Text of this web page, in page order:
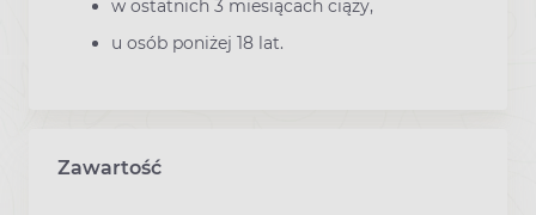
w ostatnich 3 miesiącach ciąży,
u osób poniżej 18 lat.
Zawartość